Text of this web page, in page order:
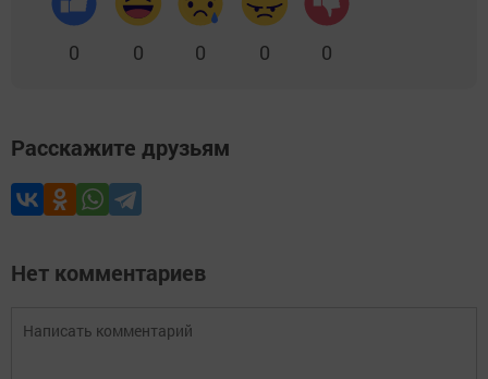
0 0 0 0 0
Расскажите друзьям
Нет комментариев